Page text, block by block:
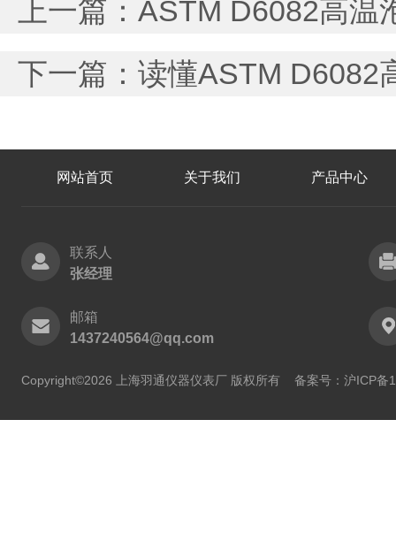
上一篇： ASTM D6082高温
下一篇： 读懂ASTM
网站首页 关于我们 产品中心
联系人
张经理
邮箱
1437240564@qq.com
Copyright©2026 上海羽通仪器仪表厂 版权所有 备案号：沪ICP备